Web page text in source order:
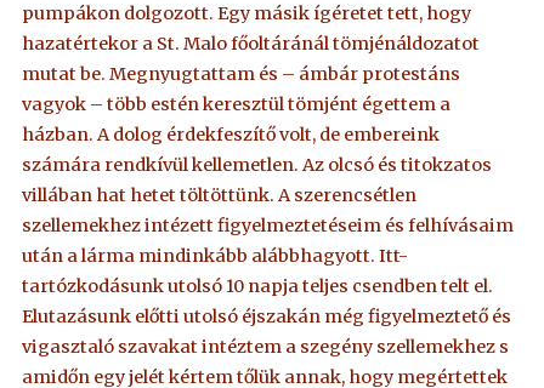
pumpákon dolgozott. Egy másik ígéretet tett, hogy
hazatértekor a St. Malo főoltáránál tömjénáldozatot
mutat be. Megnyugtattam és – ámbár protestáns
vagyok – több estén keresztül tömjént égettem a
házban. A dolog érdekfeszítő volt, de embereink
számára rendkívül kellemetlen. Az olcsó és titokzatos
villában hat hetet töltöttünk. A szerencsétlen
szellemekhez intézett figyelmeztetéseim és felhívásaim
után a lárma mindinkább alábbhagyott. Itt-
tartózkodásunk utolsó 10 napja teljes csendben telt el.
Elutazásunk előtti utolsó éjszakán még figyelmeztető és
vigasztaló szavakat intéztem a szegény szellemekhez s
amidőn egy jelét kértem tőlük annak, hogy megértettek